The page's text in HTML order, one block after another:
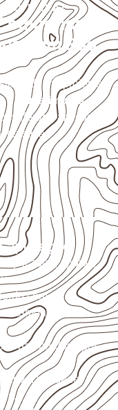
NAVAL
em São
em projetos
e revestimento
a aplicação,
aplicação, apoios,
com as
das bordas após
umidade